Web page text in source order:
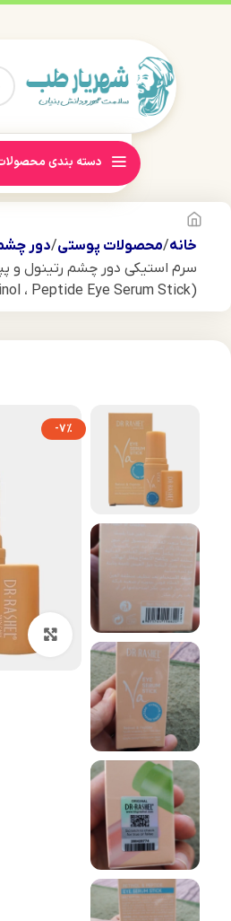
دسته بندی
خانه محصولات پوستی دور
سرم استیکی دور چشم رتینول و
(Retinol ، Peptide Eye Serum Stick)
-7%